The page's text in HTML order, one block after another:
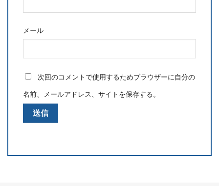
メール
次回のコメントで使用するためブラウザーに自分の
名前、メールアドレス、サイトを保存する。